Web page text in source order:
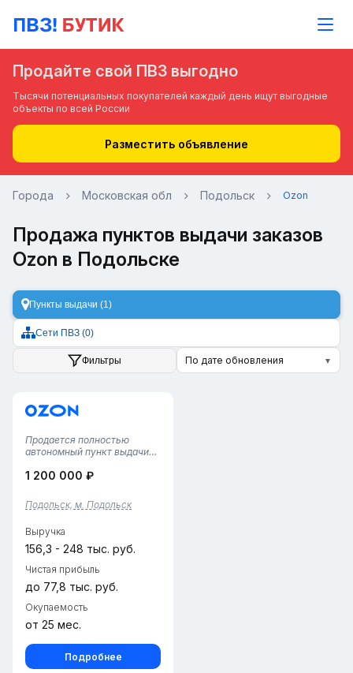
Продайте свой ПВЗ выгодно
Тысячи потенциальных покупателей каждый день ищут выгодные
объекты по всей России
Разместить объявление
Города Московская обл Подольск Ozon
Продажа пунктов выдачи заказов
Ozon в Подольске
Пункты выдачи (1)
Сети ПВЗ (0)
Фильтры По дате обновления ▼
Продается полностью
автономный пункт выдачи
опытными сотрудниками,
процессы. Пункт находится
в жилом доме в центре
31 кв. м...
1 200 000 ₽
Подольск, м. Подольск
Выручка
156,3 - 248 тыс. руб.
Чистая прибыль
до 77,8 тыс. руб.
Окупаемость
от 25 мес.
Подробнее